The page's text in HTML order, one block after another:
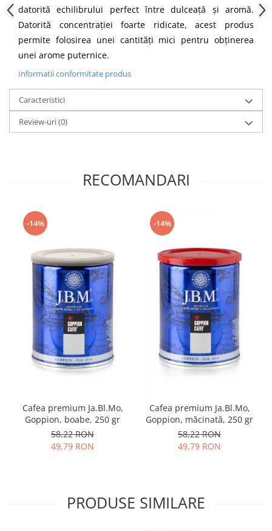
datorită echilibrului perfect între dulceaţă şi aromă.
Datorită concentraţiei foarte ridicate, acest produs
permite folosirea unei cantităţi mici pentru obţinerea
unei arome puternice.
Informatii conformitate produs
Caracteristici
Review-uri(0)
RECOMANDARI
-14%
Cafea premium Ja.Bl.Mo,
Goppion, boabe, 250 gr
58,22 RON
49,79 RON
-14%
Cafea premium Ja.Bl.Mo,
Goppion, măcinată, 250 gr
58,22 RON
49,79 RON
PRODUSE SIMILARE